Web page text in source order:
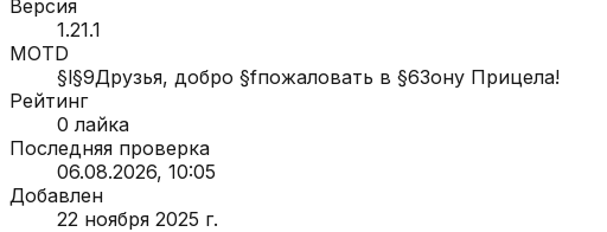
Версия
1.21.1
MOTD
§l§9Друзья, добро §fпожаловать в §6Зону Прицела!
Рейтинг
0 лайка
Последняя проверка
06.08.2026, 10:05
Добавлен
22 ноября 2025 г.